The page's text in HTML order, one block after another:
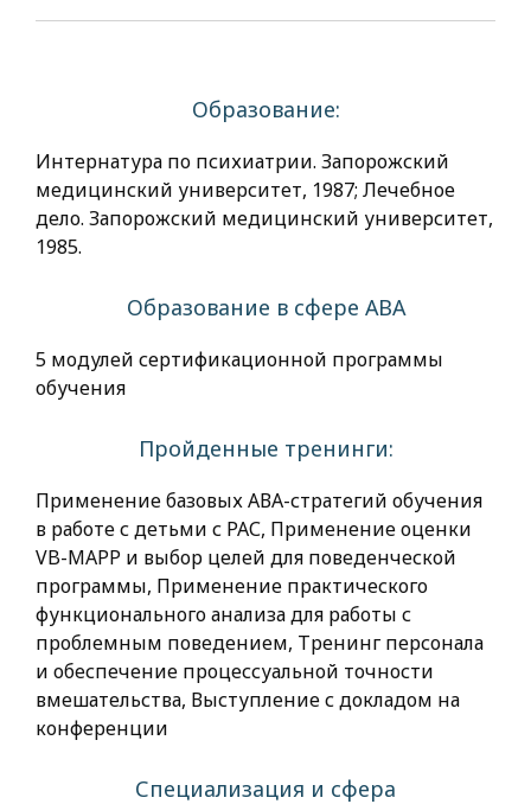
Образование:
Интернатура по психиатрии. Запорожский
медицинский университет, 1987; Лечебное
дело. Запорожский медицинский университет,
1985.
Образование в сфере АВА
5 модулей сертификационной программы
обучения
Пройденные тренинги:
Применение базовых АВА-стратегий обучения
в работе с детьми с РАС, Применение оценки
VB-MAPP и выбор целей для поведенческой
программы, Применение практического
функционального анализа для работы с
проблемным поведением, Тренинг персонала
и обеспечение процессуальной точности
вмешательства, Выступление с докладом на
конференции
Специализация и сфера